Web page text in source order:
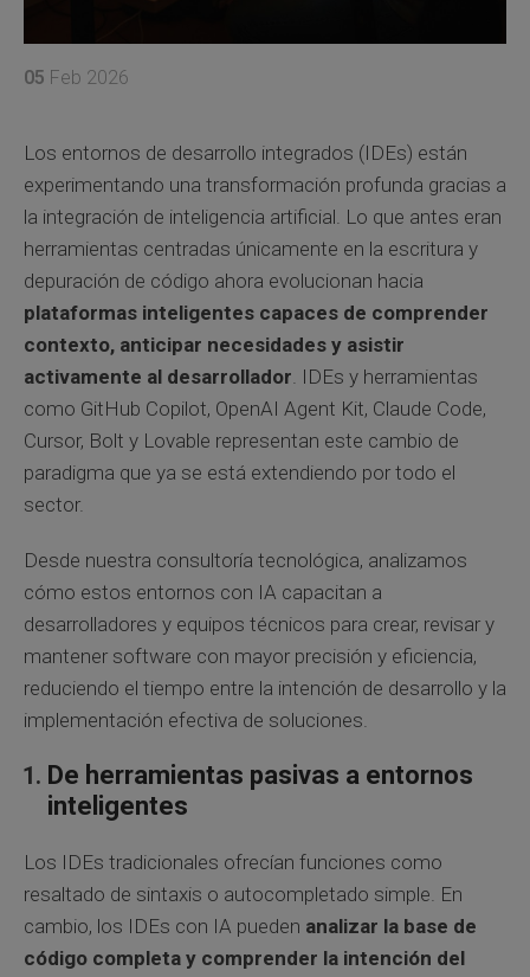
05 Feb 2026
Los entornos de desarrollo integrados (IDEs) están
experimentando una transformación profunda gracias a
la integración de inteligencia artificial. Lo que antes eran
herramientas centradas únicamente en la escritura y
depuración de código ahora evolucionan hacia
plataformas inteligentes capaces de comprender
contexto, anticipar necesidades y asistir
activamente al desarrollador. IDEs y herramientas
como GitHub Copilot, OpenAI Agent Kit, Claude Code,
Cursor, Bolt y Lovable representan este cambio de
paradigma que ya se está extendiendo por todo el
sector.
Desde nuestra consultoría tecnológica, analizamos
cómo estos entornos con IA capacitan a
desarrolladores y equipos técnicos para crear, revisar y
mantener software con mayor precisión y eficiencia,
reduciendo el tiempo entre la intención de desarrollo y la
implementación efectiva de soluciones.
De herramientas pasivas a entornos
inteligentes
Los IDEs tradicionales ofrecían funciones como
resaltado de sintaxis o autocompletado simple. En
cambio, los IDEs con IA pueden analizar la base de
código completa y comprender la intención del